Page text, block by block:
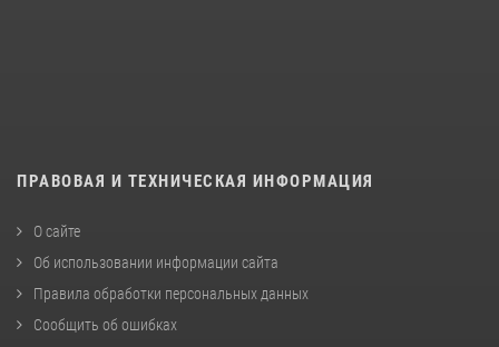
ПРАВОВАЯ И ТЕХНИЧЕСКАЯ ИНФОРМАЦИЯ
О сайте
Об использовании информации сайта
Правила обработки персональных данных
Сообщить об ошибках